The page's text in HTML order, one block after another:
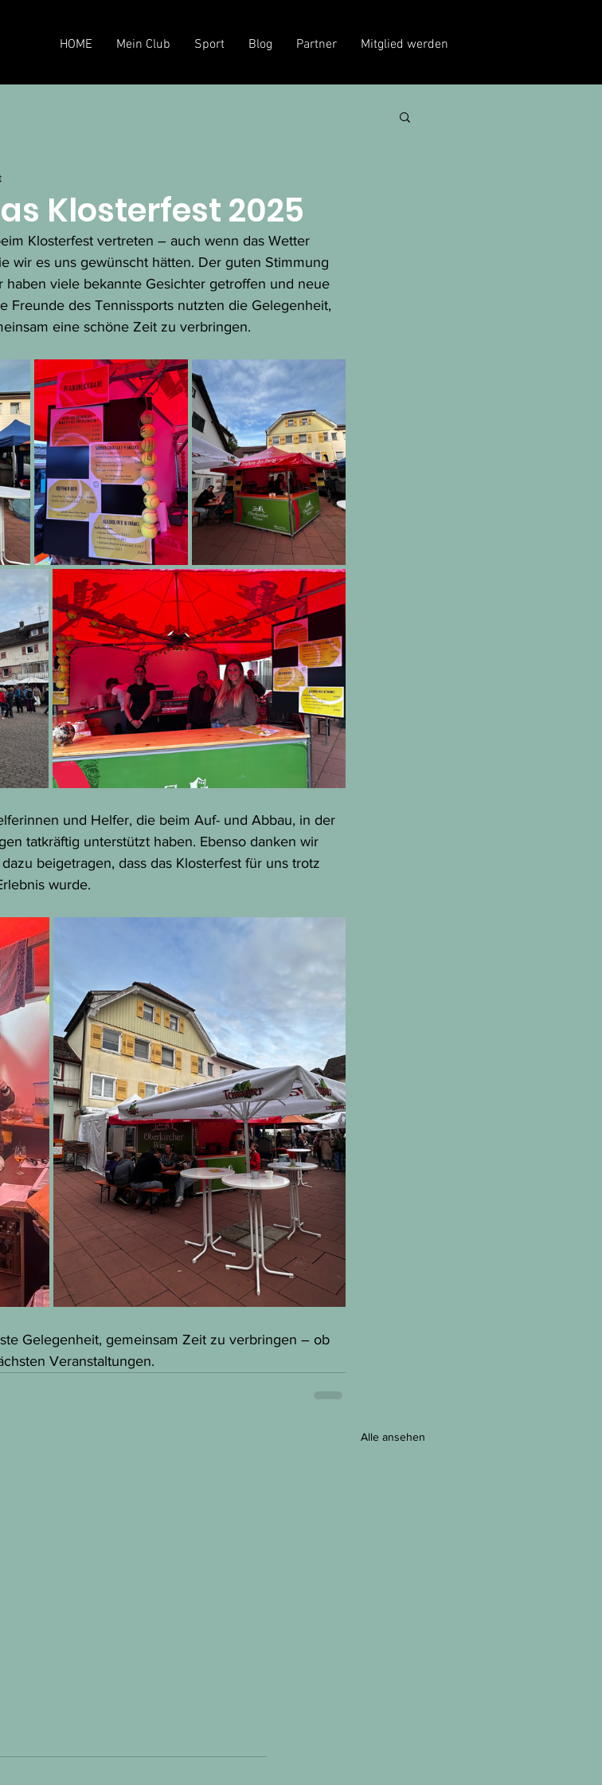
HOME Mein Club Sport Blog Partner Mitglied werden
Klosterfest 2025
Klosterfest vertreten – auch wenn das Wetter
wir es uns gewünscht hätten. Der guten Stimmung
haben viele bekannte Gesichter getroffen und neue
Freunde des Tennissports nutzten die Gelegenheit,
eine schöne Zeit zu verbringen.
und Helfer, die beim Auf- und Abbau, in der
tatkräftig unterstützt haben. Ebenso danken wir
beigetragen, dass das Klosterfest für uns trotz
wurde.
Gelegenheit, gemeinsam Zeit zu verbringen – ob
Veranstaltungen.
Alle ansehen